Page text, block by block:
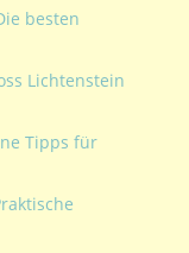
besten
Lichtenstein
Tipps für